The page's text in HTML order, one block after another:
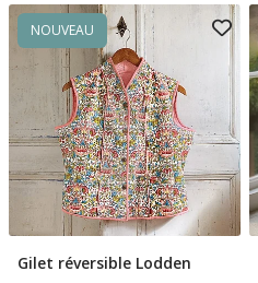
NOUVEAU
Sélectionner Tailles
Gilet réversible Lodden